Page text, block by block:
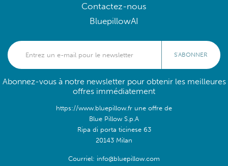
Contactez-nous
BluepillowAI
S'ABONNER
Abonnez-vous à notre newsletter pour obtenir les meilleures
offres immédiatement
https://www.bluepillow.fr une offre de
Blue Pillow S.p.A
Ripa di porta ticinese 63
20143 Milan
Courriel: info@bluepillow.com